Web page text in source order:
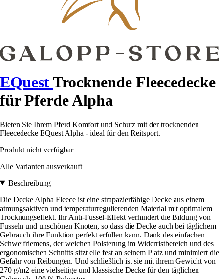
EQuestTrocknende Fleecedecke
für Pferde Alpha
Bieten Sie Ihrem Pferd Komfort und Schutz mit der trocknenden
Fleecedecke EQuest Alpha - ideal für den Reitsport.
Produkt nicht verfügbar
Alle Varianten ausverkauft
Beschreibung
Die Decke Alpha Fleece ist eine strapazierfähige Decke aus einem
atmungsaktiven und temperaturregulierenden Material mit optimalem
Trocknungseffekt. Ihr Anti-Fussel-Effekt verhindert die Bildung von
Fusseln und unschönen Knoten, so dass die Decke auch bei täglichem
Gebrauch ihre Funktion perfekt erfüllen kann. Dank des einfachen
Schweifriemens, der weichen Polsterung im Widerristbereich und des
ergonomischen Schnitts sitzt elle fest an seinem Platz und minimiert die
Gefahr von Reibungen. Und schließlich ist sie mit ihrem Gewicht von
270 g/m2 eine vielseitige und klassische Decke für den täglichen